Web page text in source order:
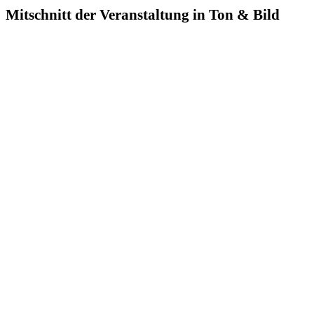
Mitschnitt der Veranstaltung in Ton & Bild